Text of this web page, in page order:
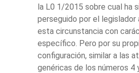
la L0 1/2015 sobre cual ha
perseguido por el legislador
esta circunstancia con
específico. Pero por su
configuración, similar a las
genéricas de los números 4